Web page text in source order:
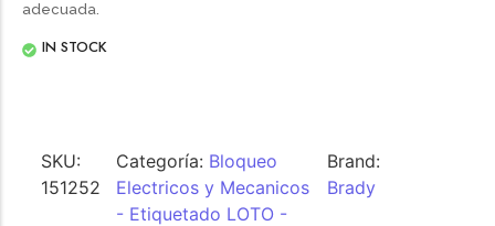
adecuada.
IN STOCK
SKU:
151252
Categoría: Bloqueo
Electricos y Mecanicos
- Etiquetado LOTO -
Brand:
Brady